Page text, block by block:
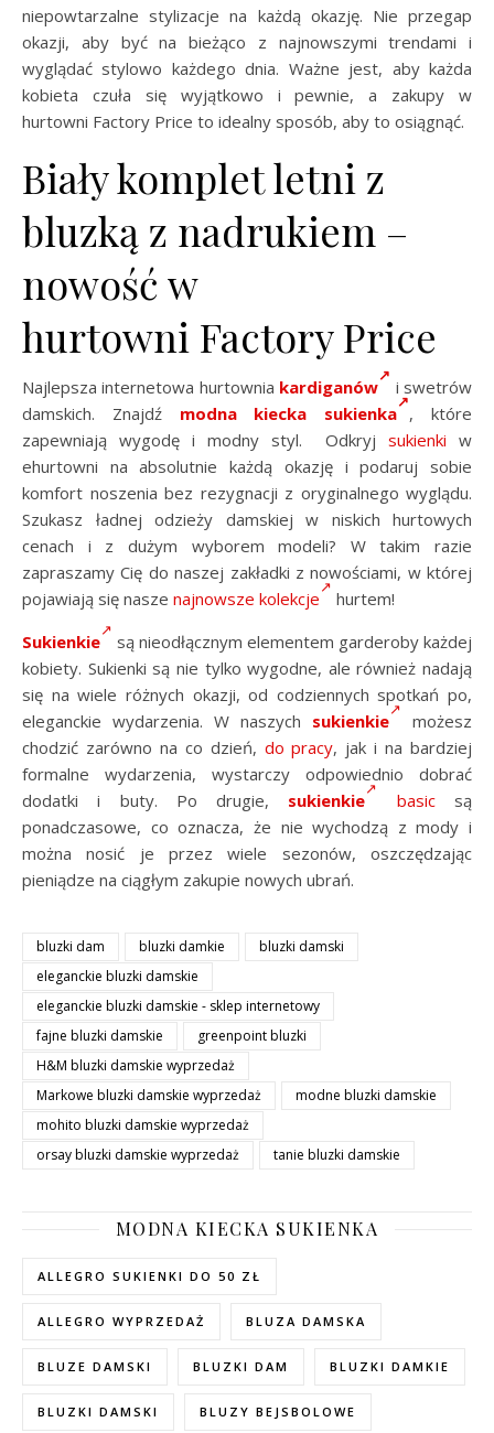
niepowtarzalne stylizacje na każdą okazję. Nie przegap
okazji, aby być na bieżąco z najnowszymi trendami i
wyglądać stylowo każdego dnia. Ważne jest, aby każda
kobieta czuła się wyjątkowo i pewnie, a zakupy w
hurtowni Factory Price to idealny sposób, aby to osiągnąć.
Biały komplet letni z
bluzką z nadrukiem –
nowość w
hurtowni Factory Price
Najlepsza internetowa hurtownia kardiganów
i swetrów
damskich. Znajdź modna kiecka sukienka , które
zapewniają wygodę i modny styl. Odkryjsukienki w
ehurtowni na absolutnie każdą okazję i podaruj sobie
komfort noszenia bez rezygnacji z oryginalnego wyglądu.
Szukasz ładnej odzieży damskiej w niskich hurtowych
cenach i z dużym wyborem modeli? W takim razie
zapraszamy Cię do naszej zakładki z nowościami, w której
pojawiają się nasze najnowsze kolekcje
hurtem!
Sukienkie
są nieodłącznym elementem garderoby każdej
kobiety. Sukienki są nie tylko wygodne, ale również nadają
się na wiele różnych okazji, od codziennych spotkań po,
eleganckie wydarzenia. W naszych sukienkie
możesz
chodzić zarówno na co dzień, do pracy, jak i na bardziej
formalne wydarzenia, wystarczy odpowiednio dobrać
dodatki i buty. Po drugie, sukienkie basicsą
ponadczasowe, co oznacza, że nie wychodzą z mody i
można nosić je przez wiele sezonów, oszczędzając
pieniądze na ciągłym zakupie nowych ubrań.
bluzki dam bluzki damkie
bluzki damski
eleganckie bluzki damskie
eleganckie bluzki damskie - sklep internetowy
fajne bluzki damskie
greenpoint bluzki
H&M bluzki damskie wyprzedaż
Markowe bluzki damskie wyprzedaż
modne bluzki damskie
mohito bluzki damskie wyprzedaż
orsay bluzki damskie wyprzedaż
tanie bluzki damskie
MODNA KIECKA SUKIENKA
ALLEGRO SUKIENKI DO 50 ZŁ
ALLEGRO WYPRZEDAŻ BLUZA DAMSKA
BLUZE DAMSKI BLUZKI DAM BLUZKI DAMKIE
BLUZKI DAMSKI BLUZY BEJSBOLOWE